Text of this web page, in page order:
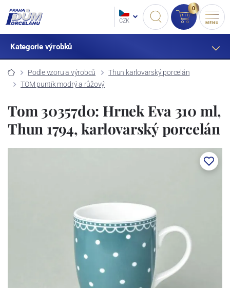
CZK
0
MENU
Kategorie výrobků
Podle vzoru a výrobců
Thun karlovarský porcelán
TOM puntík modrý a růžový
Tom 30357d0: Hrnek Eva 310 ml,
Thun 1794, karlovarský porcelán